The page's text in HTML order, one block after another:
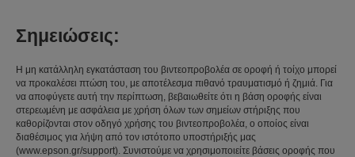
Σημειώσεις:
Η μη κατάλληλη εγκατάσταση του βιντεοπροβολέα σε οροφή ή τοίχο μπορεί
να προκαλέσει πτώση του, με αποτέλεσμα πιθανό τραυματισμό ή ζημιά. Για
να αποφύγετε αυτή την περίπτωση, βεβαιωθείτε ότι η βάση οροφής είναι
στερεωμένη με ασφάλεια με χρήση όλων των σημείων στήριξης που
καθορίζονται στον οδηγό χρήσης του βιντεοπροβολέα, ο οποίος είναι
διαθέσιμος για λήψη από τον ιστότοπο υποστήριξής μας
(www.epson.gr/support). Συνιστούμε να χρησιμοποιείτε βάσεις οροφής που